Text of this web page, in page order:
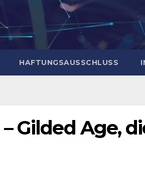
HAFTUNGSAUSSCHLUSS
Gilded Age,